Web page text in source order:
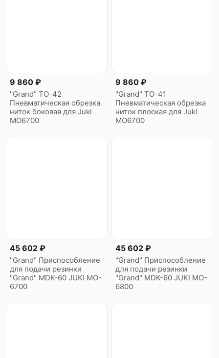
9 860 ₽
"Grand" TO-42
Пневматическая обрезка
ниток боковая для Juki
MO6700
9 860 ₽
"Grand" TO-41
Пневматическая обрезка
ниток плоская для Juki
MO6700
45 602 ₽
"Grand" Приспособление
для подачи резинки
"Grand" MDK-60 JUKI MO-
6700
45 602 ₽
"Grand" Приспособление
для подачи резинки
"Grand" MDK-60 JUKI MO-
6800